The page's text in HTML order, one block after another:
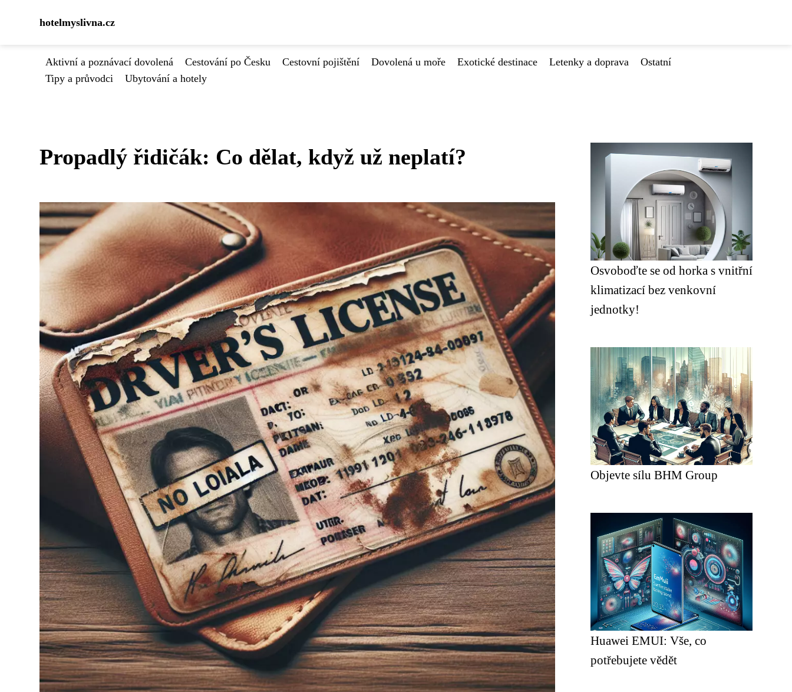
hotelmyslivna.cz
Aktivní a poznávací dovolená Cestování po Česku Cestovní pojištění Dovolená u moře Exotické destinace Letenky a doprava
Ostatní
Tipy a průvodci
Ubytování a hotely
Propadlý řidičák: Co dělat, když už neplatí?
Osvoboďte se od horka s vnitřní
klimatizací bez venkovní
jednotky!
Objevte sílu BHM Group
Huawei EMUI: Vše, co
potřebujete vědět